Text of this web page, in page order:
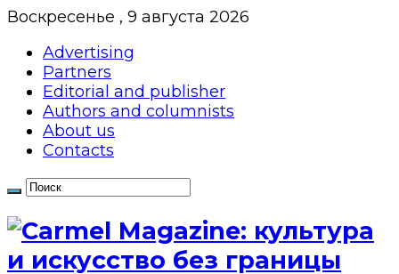
Воскресенье , 9 августа 2026
Advertising
Partners
Editorial and publisher
Authors and columnists
About us
Contacts